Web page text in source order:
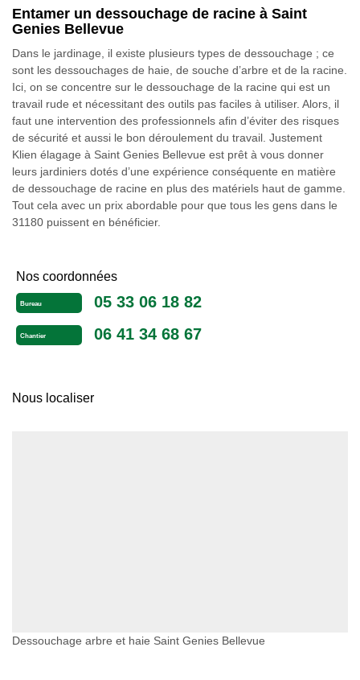
Entamer un dessouchage de racine à Saint
Genies Bellevue
Dans le jardinage, il existe plusieurs types de dessouchage ; ce
sont les dessouchages de haie, de souche d’arbre et de la racine.
Ici, on se concentre sur le dessouchage de la racine qui est un
travail rude et nécessitant des outils pas faciles à utiliser. Alors, il
faut une intervention des professionnels afin d’éviter des risques
de sécurité et aussi le bon déroulement du travail. Justement
Klien élagage à Saint Genies Bellevue est prêt à vous donner
leurs jardiniers dotés d’une expérience conséquente en matière
de dessouchage de racine en plus des matériels haut de gamme.
Tout cela avec un prix abordable pour que tous les gens dans le
31180 puissent en bénéficier.
Nos coordonnées
Bureau 05 33 06 18 82
Chantier 06 41 34 68 67
Nous localiser
Dessouchage arbre et haie Saint Genies Bellevue